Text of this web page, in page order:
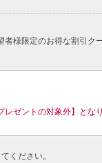
様限定のお得な割引ク
レゼントの対象外】とな
ください。